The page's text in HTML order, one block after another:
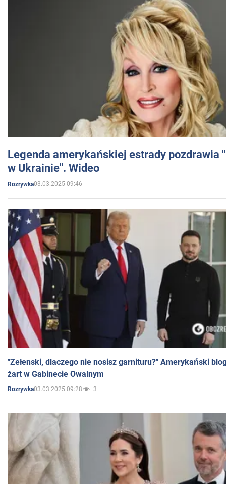
Legenda amerykańskiej estrady pozdrawia
w Ukrainie". Wideo
Rozrywka03.03.2025 09:46
"Zełenski, dlaczego nie nosisz garnituru?" Amerykański
żart w Gabinecie Owalnym
Rozrywka03.03.2025 09:28 3